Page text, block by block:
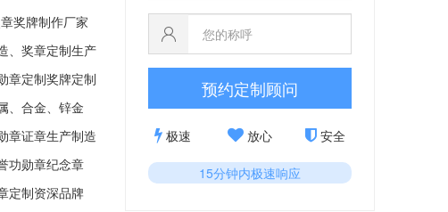
奖牌制作厂家
、奖章定制生产
章定制奖牌定制
、合金、锌金
章证章生产制造
功勋章纪念章
定制资深品牌
预约定制顾问
极速 放心 安全
15分钟内极速响应